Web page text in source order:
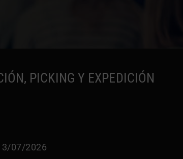
PICKING Y EXPEDICIÓN
07/2026